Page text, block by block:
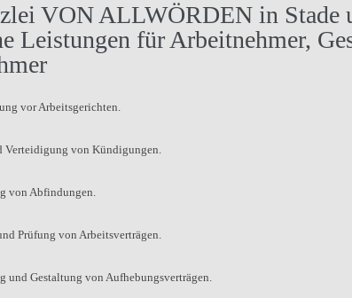
VON ALLWÖRDEN in Stade
Leistungen für Arbeitnehmer,
vor Arbeitsgerichten.
Verteidigung von Kündigungen.
von Abfindungen.
Prüfung von Arbeitsverträgen.
und Gestaltung von Aufhebungsverträgen.